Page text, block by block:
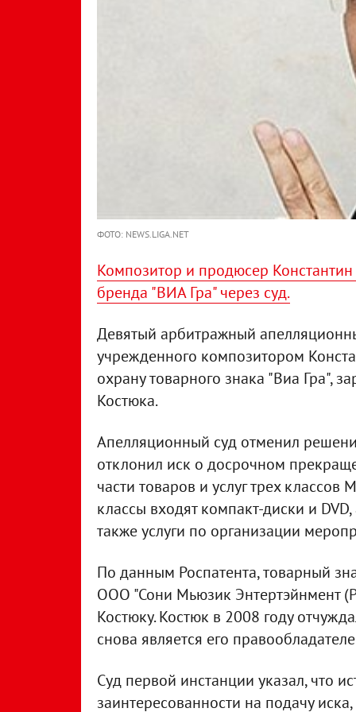
ФОТО: NEWS.LIGA.NET
Композитор и продюсер
бренда "ВИА Гра" через суд.
Девятый арбитражный
учрежденного композитором
охрану товарного знака "Виа Гра",
Костюка.
Апелляционный суд отменил
отклонил иск о досрочном
части товаров и услуг трех
классы входят компакт-диски и
также услуги по организации
По данным Роспатента, товарный
ООО "Сони Мьюзик Энтертэйнмент
Костюку. Костюк в 2008 году
снова является его
Суд первой инстанции указал, что
заинтересованности на подачу